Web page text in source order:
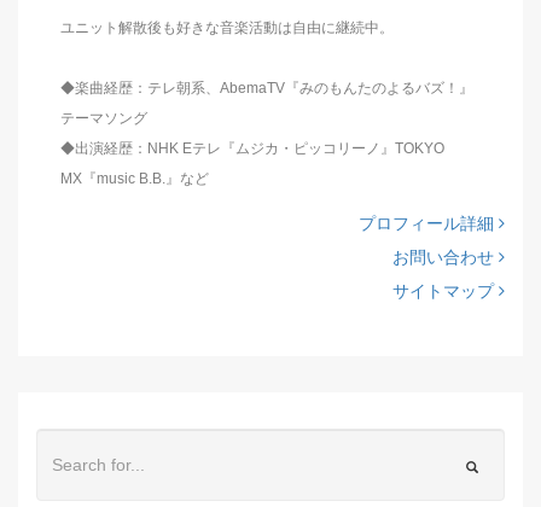
ユニット解散後も好きな音楽活動は自由に継続中。
◆楽曲経歴：テレ朝系、AbemaTV『みのもんたのよるバズ！』
テーマソング
◆出演経歴：NHK Eテレ『ムジカ・ピッコリーノ』TOKYO
MX『music B.B.』など
プロフィール詳細
お問い合わせ
サイトマップ